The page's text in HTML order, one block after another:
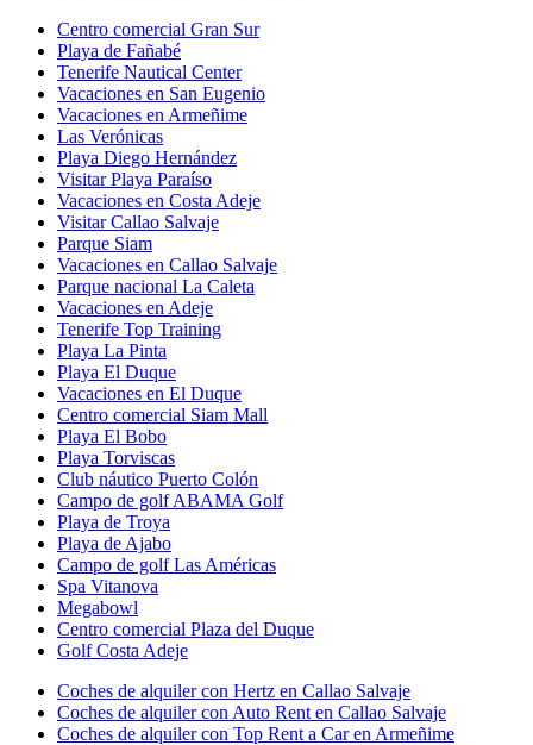
Centro comercial Gran Sur
Playa de Fañabé
Tenerife Nautical Center
Vacaciones en San Eugenio
Vacaciones en Armeñime
Las Verónicas
Playa Diego Hernández
Visitar Playa Paraíso
Vacaciones en Costa Adeje
Visitar Callao Salvaje
Parque Siam
Vacaciones en Callao Salvaje
Parque nacional La Caleta
Vacaciones en Adeje
Tenerife Top Training
Playa La Pinta
Playa El Duque
Vacaciones en El Duque
Centro comercial Siam Mall
Playa El Bobo
Playa Torviscas
Club náutico Puerto Colón
Campo de golf ABAMA Golf
Playa de Troya
Playa de Ajabo
Campo de golf Las Américas
Spa Vitanova
Megabowl
Centro comercial Plaza del Duque
Golf Costa Adeje
Coches de alquiler con Hertz en Callao Salvaje
Coches de alquiler con Auto Rent en Callao Salvaje
Coches de alquiler con Top Rent a Car en Armeñime